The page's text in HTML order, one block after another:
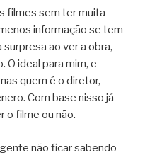
filmes sem ter muita
informação se tem
ao ver a obra,
O ideal para mim, e
quem é o diretor,
Com base nisso já
o filme ou não.
não ficar sabendo